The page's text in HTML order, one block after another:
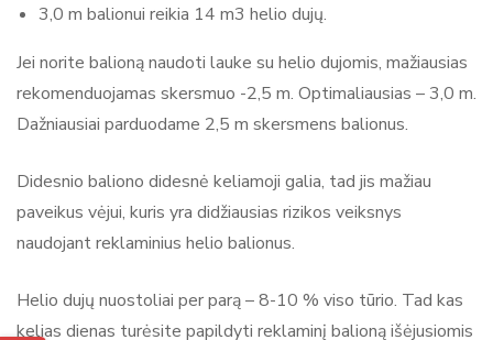
3,0 m balionui reikia 14 m3 helio dujų.
Jei norite balioną naudoti lauke su helio dujomis, mažiausias
rekomenduojamas skersmuo -2,5 m. Optimaliausias – 3,0 m.
Dažniausiai parduodame 2,5 m skersmens balionus.
Didesnio baliono didesnė keliamoji galia, tad jis mažiau
paveikus vėjui, kuris yra didžiausias rizikos veiksnys
naudojant reklaminius helio balionus.
Helio dujų nuostoliai per parą – 8-10 % viso tūrio. Tad kas
kelias dienas turėsite papildyti reklaminį balioną išėjusiomis